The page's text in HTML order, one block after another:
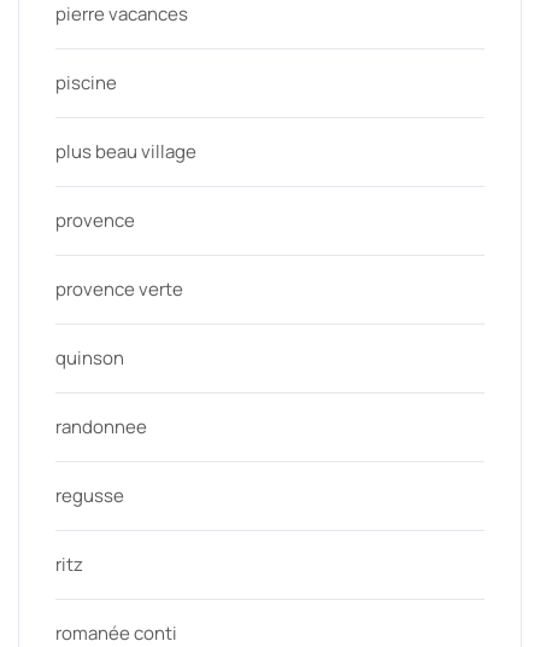
pierre vacances
piscine
plus beau village
provence
provence verte
quinson
randonnee
regusse
ritz
romanée conti